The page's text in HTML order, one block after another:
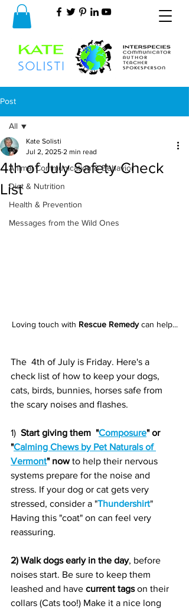
Post
All
Animal Communication & Behavior
Diet & Nutrition
Health & Prevention
Messages from the Wild Ones
All
4th of July Safety Check
List
Kate Solisti
Jul 2, 2025 2 min read
Loving touch with Rescue Remedy can help...
The  4th of July is Friday. Here's a
check list of how to keep your dogs,
cats, birds, bunnies, horses safe from
the scary noises and flashes.
1) Start giving them  "Composure" or
"Calming Chews by Pet Naturals of
Vermont" now to help their nervous
systems prepare for the noise and
stress. If your dog or cat gets very
stressed, consider a "Thundershirt"
Having this "coat" on can feel very
reassuring.
2) Walk dogs early in the day, before
noises start. Be sure to keep them
leashed and have current tags on their
collars (Cats too!) Make it a nice long